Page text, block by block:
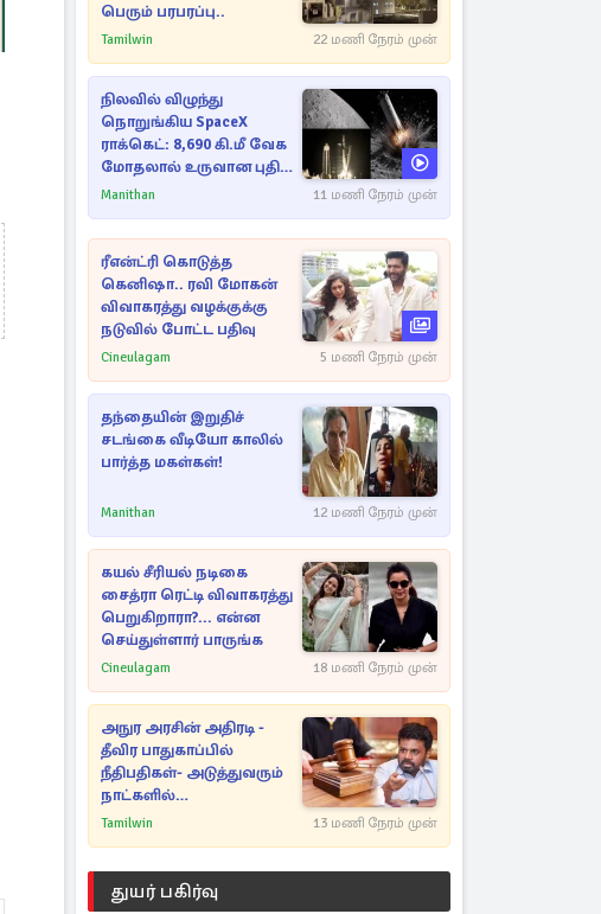
பெரும் பரபரப்பு..
Tamilwin 22 மணி நேரம் முன்
நிலவில் விழுந்து
நொறுங்கிய SpaceX
ராக்கெட்: 8,690 கி.மீ வேக
மோதலால் உருவான புதிய
பள்ளம்!
Manithan 11 மணி நேரம் முன்
ரீஎன்ட்ரி கொடுத்த
கெனிஷா.. ரவி மோகன்
விவாகரத்து வழக்குக்கு
நடுவில் போட்ட பதிவு
Cineulagam 5 மணி நேரம் முன்
தந்தையின் இறுதிச்
சடங்கை வீடியோ காலில்
பார்த்த மகள்கள்!
Manithan 12 மணி நேரம் முன்
கயல் சீரியல் நடிகை
சைத்ரா ரெட்டி விவாகரத்து
பெறுகிறாரா?... என்ன
செய்துள்ளார் பாருங்க
Cineulagam 18 மணி நேரம் முன்
அநுர அரசின் அதிரடி -
தீவிர பாதுகாப்பில்
நீதிபதிகள்- அடுத்துவரும்
நாட்களில்
அம்பலமாகவுள்ள ரகசியம்
Tamilwin 13 மணி நேரம் முன்
துயர் பகிர்வு